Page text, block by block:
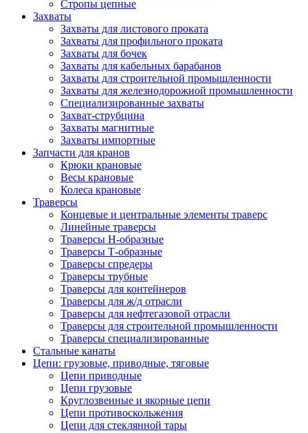
Стропы цепные
Захваты
Захваты для листового проката
Захваты для профильного проката
Захваты для бочек
Захваты для кабельных барабанов
Захваты для строительной промышленности
Захваты для железнодорожной промышленности
Специализированные захваты
Захват-струбцина
Захваты магнитные
Захваты импортные
Запчасти для кранов
Крюки крановые
Весы крановые
Колеса крановые
Траверсы
Концевые и центральные элементы траверс
Линейные траверсы
Траверсы Н-образные
Траверсы Т-образные
Траверсы спредеры
Траверсы трубные
Траверсы для контейнеров
Траверсы для ж/д отрасли
Траверсы для нефтегазовой отрасли
Траверсы для строительной промышленности
Траверсы специализированные
Стальные канаты
Цепи: грузовые, приводные, тяговые
Цепи приводные
Цепи грузовые
Круглозвенные и якорные цепи
Цепи противоскольжения
Цепи для стеклянной тары